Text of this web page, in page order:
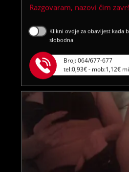
slobodna
Broj: 064/677-677
tel:0,93€ - mob:1,12€ min